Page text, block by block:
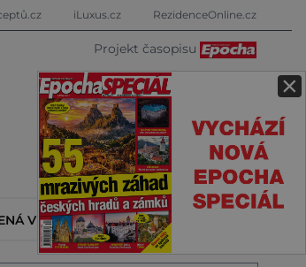
×
iLuxus.cz RezidenceOnline.cz
Projekt časopisu
V ZAHRANIČÍ KALENDÁŘ AKCÍ